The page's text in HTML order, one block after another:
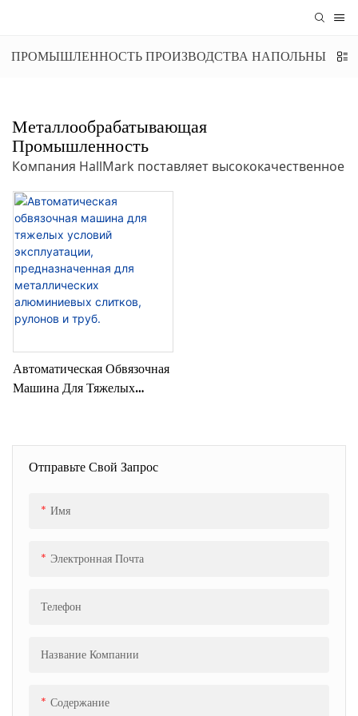
ПРОМЫШЛЕННОСТЬ ПРОИЗВОДСТВА НАПОЛЬНЫХ
Металлообрабатывающая
Промышленность
Компания HallMark поставляет
Отправьте Свой Запрос
Имя
Электронная Почта
Телефон
Название Компании
Содержание
Автоматическая Обвязочная
Машина Для Тяжелых
Металлических
Алюминиевых Слитков,